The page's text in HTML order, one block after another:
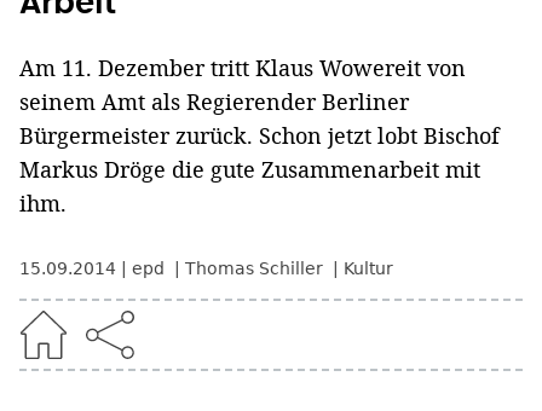
Am 11. Dezember tritt Klaus Wowereit von
seinem Amt als Regierender Berliner
Bürgermeister zurück. Schon jetzt lobt Bischof
Markus Dröge die gute Zusammenarbeit mit
ihm.
15.09.2014 epd Thomas Schiller Kultur